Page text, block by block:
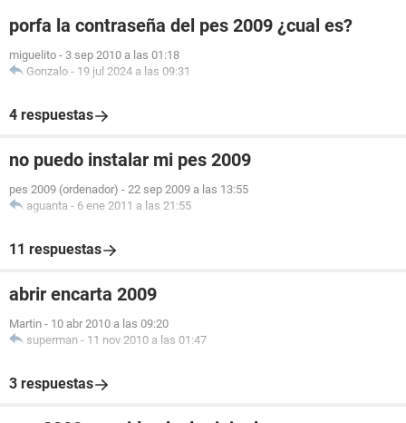
porfa la contraseña del pes 2009 ¿cual es?
miguelito - 3 sep 2010 a las 01:18
Gonzalo - 19 jul 2024 a las 09:31
4 respuestas
no puedo instalar mi pes 2009
pes 2009 (ordenador) - 22 sep 2009 a las 13:55
aguanta - 6 ene 2011 a las 21:55
11 respuestas
abrir encarta 2009
Martin - 10 abr 2010 a las 09:20
superman - 11 nov 2010 a las 01:47
3 respuestas